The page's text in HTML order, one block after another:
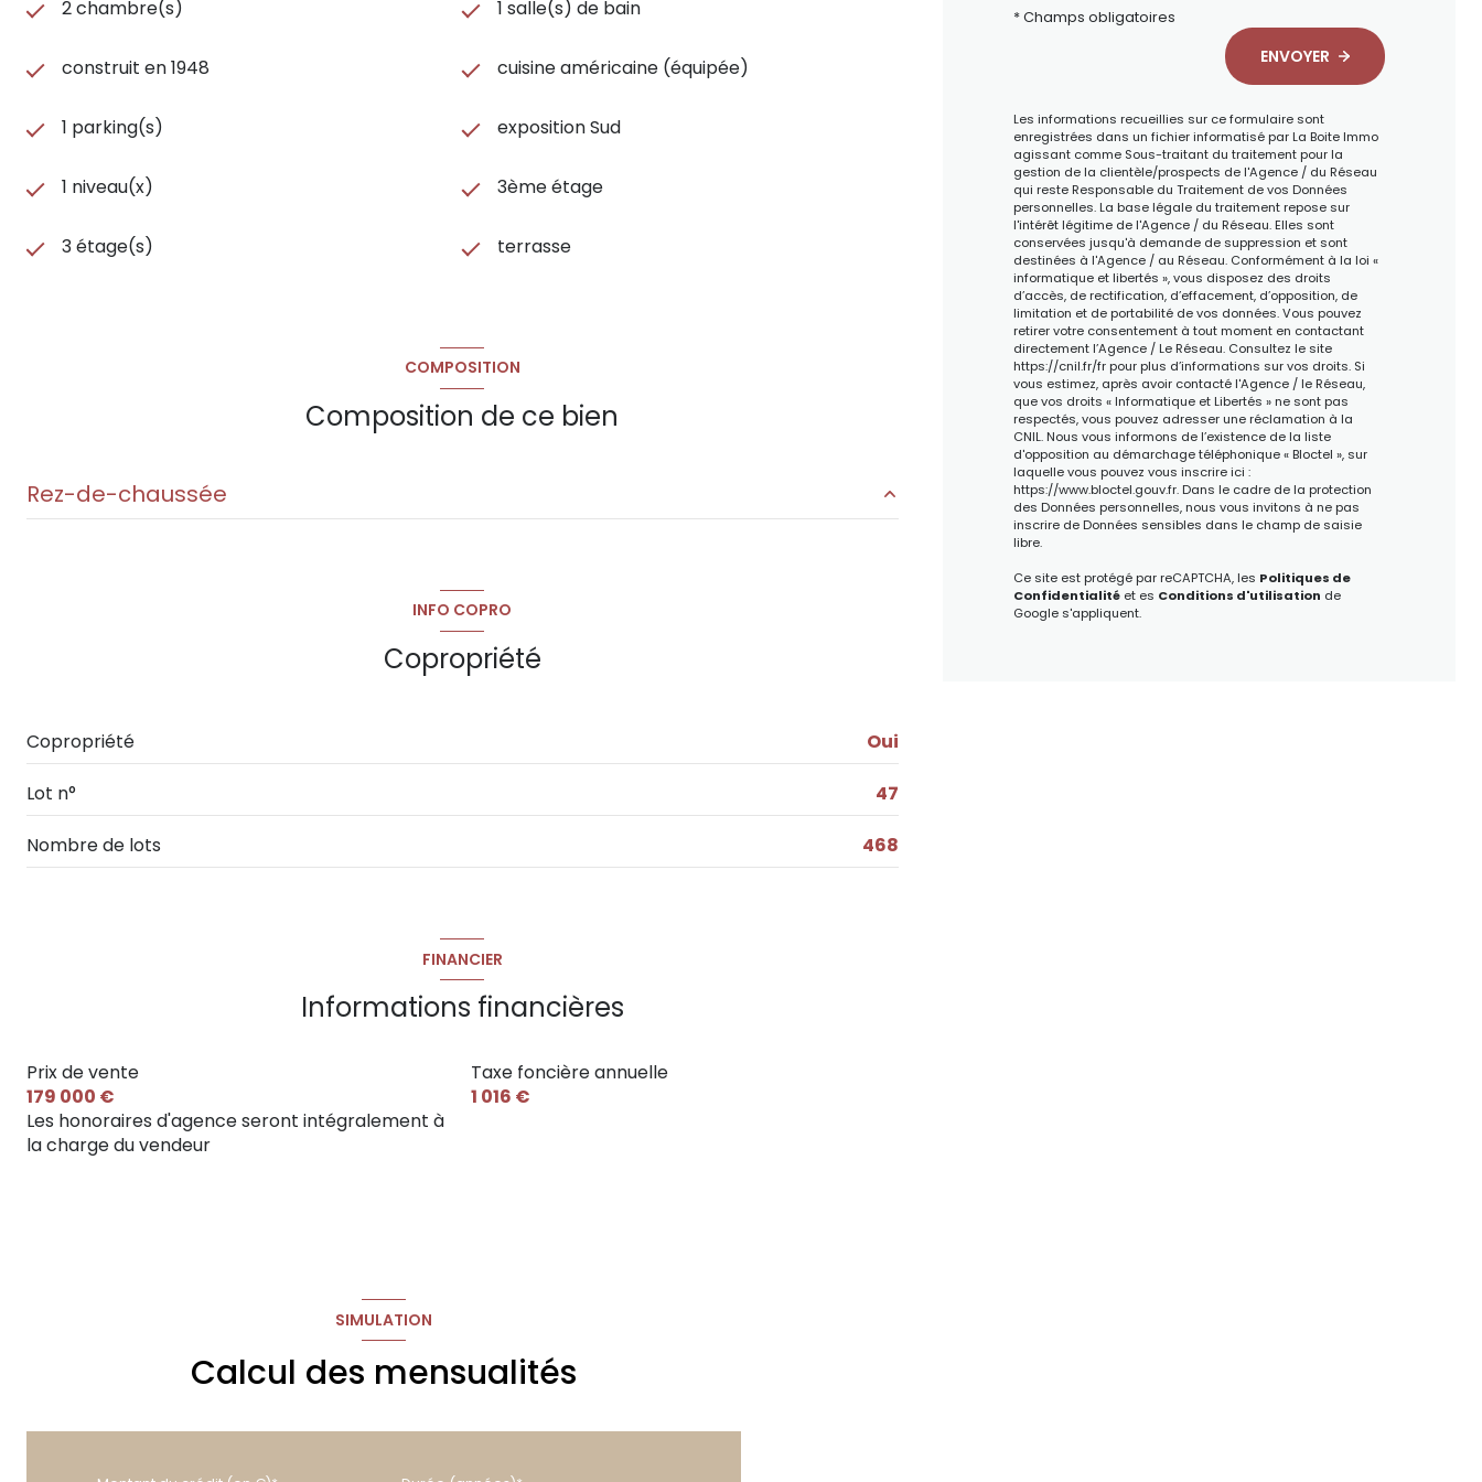
2 chambre(s) 1 salle(s) de bain
construit en 1948 cuisine américaine (équipée)
1 parking(s) exposition Sud
1 niveau(x) 3ème étage
3 étage(s) terrasse
COMPOSITION
Composition de ce bien
Rez-de-chaussée
INFO COPRO
Copropriété
Copropriété Oui
Lot n° 47
Nombre de lots 468
FINANCIER
Informations financières
Prix de vente
179 000 €
Les honoraires d'agence seront intégralement à
la charge du vendeur
Taxe foncière annuelle
1 016 €
* Champs obligatoires
ENVOYER
Les informations recueillies sur ce formulaire sont
enregistrées dans un fichier informatisé par La Boite Immo
agissant comme Sous-traitant du traitement pour la
gestion de la clientèle/prospects de l'Agence / du Réseau
qui reste Responsable du Traitement de vos Données
personnelles. La base légale du traitement repose sur
l'intérêt légitime de l'Agence / du Réseau. Elles sont
conservées jusqu'à demande de suppression et sont
destinées à l'Agence / au Réseau. Conformément à la loi «
informatique et libertés », vous disposez des droits
d’accès, de rectification, d’effacement, d’opposition, de
limitation et de portabilité de vos données. Vous pouvez
retirer votre consentement à tout moment en contactant
directement l’Agence / Le Réseau. Consultez le site
https://cnil.fr/frpour plus d’informations sur vos droits. Si
vous estimez, après avoir contacté l'Agence / le Réseau,
que vos droits « Informatique et Libertés » ne sont pas
respectés, vous pouvez adresser une réclamation à la
CNIL. Nous vous informons de l’existence de la liste
d'opposition au démarchage téléphonique « Bloctel », sur
laquelle vous pouvez vous inscrire ici :
https://www.bloctel.gouv.fr. Dans le cadre de la protection
des Données personnelles, nous vous invitons à ne pas
inscrire de Données sensibles dans le champ de saisie
libre.
Ce site est protégé par reCAPTCHA, les Politiques de
Confidentialitéet es Conditions d'utilisation de
Google s'appliquent.
SIMULATION
Calcul des mensualités